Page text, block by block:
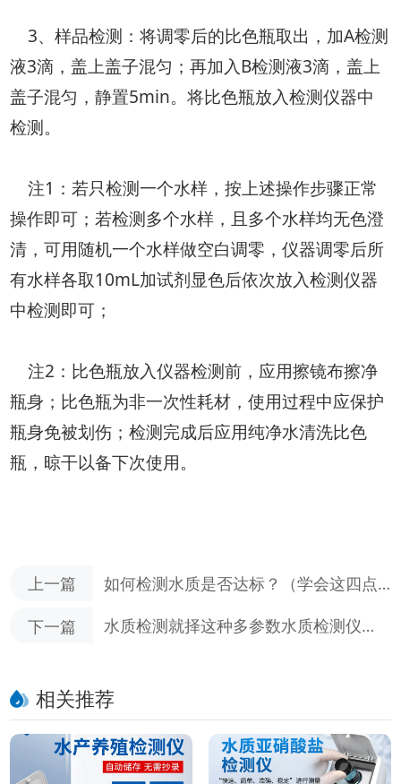
3、样品检测：将调零后的比色瓶取出，加A检测
液3滴，盖上盖子混匀；再加入B检测液3滴，盖上
盖子混匀，静置5min。将比色瓶放入检测仪器中
检测。
注1：若只检测一个水样，按上述操作步骤正常
操作即可；若检测多个水样，且多个水样均无色澄
清，可用随机一个水样做空白调零，仪器调零后所
有水样各取10mL加试剂显色后依次放入检测仪器
中检测即可；
注2：比色瓶放入仪器检测前，应用擦镜布擦净
瓶身；比色瓶为非一次性耗材，使用过程中应保护
瓶身免被划伤；检测完成后应用纯净水清洗比色
瓶，晾干以备下次使用。
上一篇
如何检测水质是否达标？（学会这四点
轻松辨别水质）
下一篇
水质检测就择这种多参数水质检测仪
相关推荐